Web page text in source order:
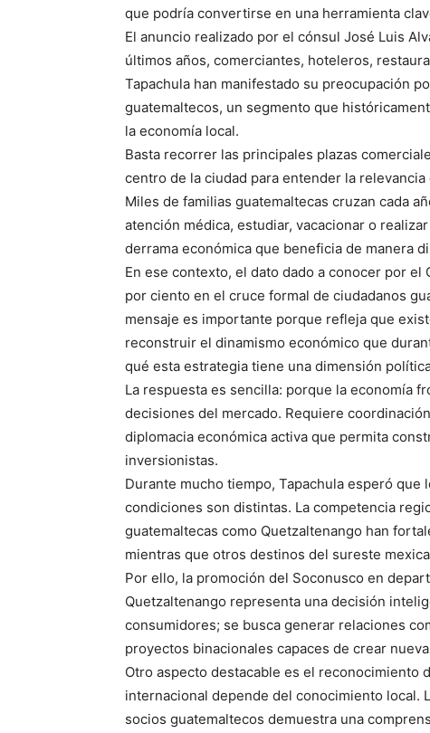
que podría convertirse en una herramienta
El anuncio realizado por el cónsul José Luis
últimos años, comerciantes, hoteleros,
Tapachula han manifestado su preocupación
guatemaltecos, un segmento que
la economía local.
Basta recorrer las principales plazas
centro de la ciudad para entender la relevancia
Miles de familias guatemaltecas cruzan cada
atención médica, estudiar, vacacionar o
derrama económica que beneficia de manera
En ese contexto, el dato dado a conocer por
por ciento en el cruce formal de ciudadanos
mensaje es importante porque refleja que
reconstruir el dinamismo económico que
qué esta estrategia tiene una dimensión
La respuesta es sencilla: porque la economía
decisiones del mercado. Requiere
diplomacia económica activa que permita
inversionistas.
Durante mucho tiempo, Tapachula esperó
condiciones son distintas. La competencia
guatemaltecas como Quetzaltenango han
mientras que otros destinos del sureste
Por ello, la promoción del Soconusco en
Quetzaltenango representa una decisión
consumidores; se busca generar relaciones
proyectos binacionales capaces de crear
Otro aspecto destacable es el reconocimiento
internacional depende del conocimiento local.
socios guatemaltecos demuestra una